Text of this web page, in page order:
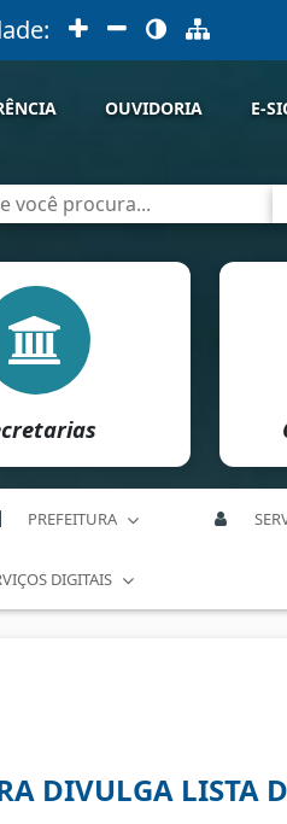
OUVIDORIA E-
PREFEITURA
DIGITAIS
DIVULGA LISTA